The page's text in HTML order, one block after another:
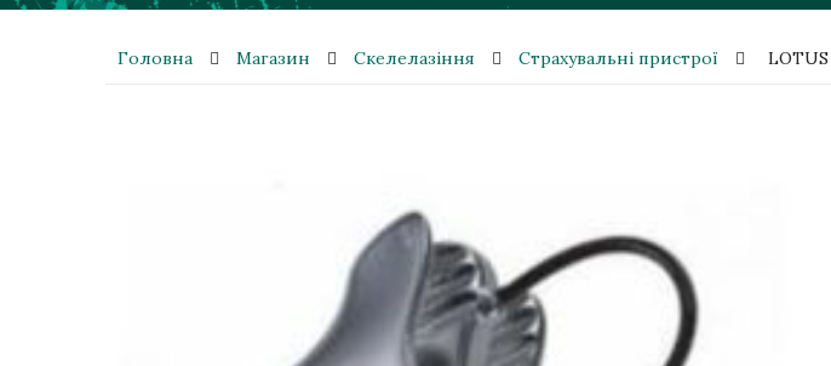
Головна Магазин Скелелазіння Страхувальні пристрої LOTUS